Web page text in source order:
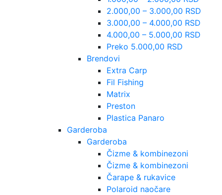
2.000,00 – 3.000,00 RSD
3.000,00 – 4.000,00 RSD
4.000,00 – 5.000,00 RSD
Preko 5.000,00 RSD
Brendovi
Extra Carp
Fil Fishing
Matrix
Preston
Plastica Panaro
Garderoba
Garderoba
Čizme & kombinezoni
Čizme & kombinezoni
Čarape & rukavice
Polaroid naočare